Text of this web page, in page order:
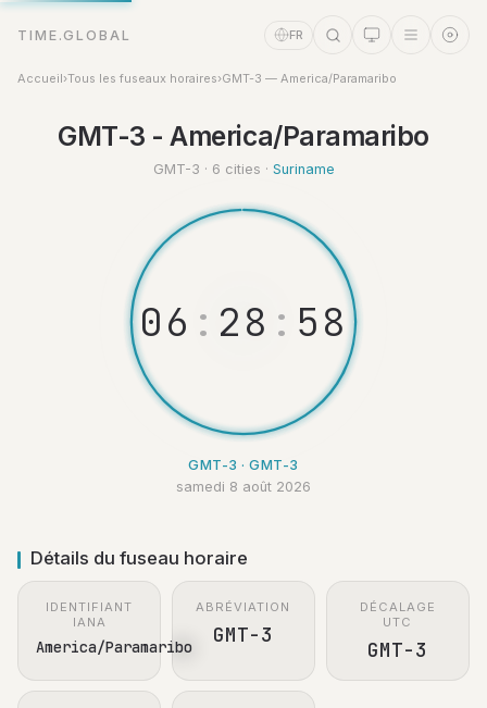
TIME.GLOBAL FR
Accueil›Tous les fuseaux horaires›GMT-3 — America/Paramaribo
GMT-3 - America/Paramaribo
GMT-3 · 6 cities · Suriname
06 : 28 : 5 9
GMT-3 · GMT-3
samedi 8 août 2026
Détails du fuseau horaire
IDENTIFIANT
IANA
America/Paramaribo
ABRÉVIATION
GMT-3
DÉCALAGE
UTC
GMT-3
Online